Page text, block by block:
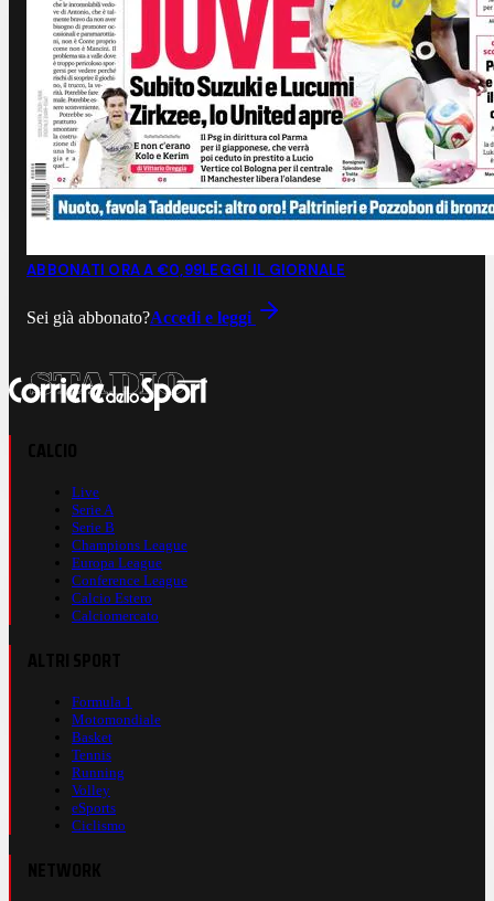
ABBONATI ORA A €0,99LEGGI IL GIORNALE
Sei già abbonato?Accedi e leggi
Live
Serie A
Serie B
Champions League
Europa League
Conference League
Calcio Estero
Calciomercato
Formula 1
Motomondiale
Basket
Tennis
Running
Volley
eSports
Ciclismo